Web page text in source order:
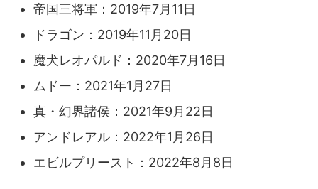
帝国三将軍：2019年7月11日
ドラゴン：2019年11月20日
魔犬レオパルド：2020年7月16日
ムドー：2021年1月27日
真・幻界諸侯：2021年9月22日
アンドレアル：2022年1月26日
エビルプリースト：2022年8月8日